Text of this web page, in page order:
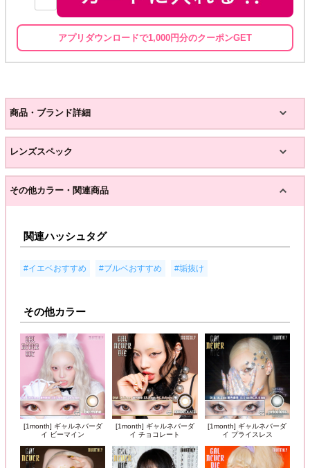
アプリダウンロードで1,000円分のクーポンGET
商品・ブランド詳細
レンズスペック
その他カラー・関連商品
関連ハッシュタグ
#イエベおすすめ #ブルベおすすめ #垢抜け
その他カラー
[1month] ギャルネバーダ
イ ビーマイン
[1month] ギャルネバーダ
イ チョコレート
[1month] ギャルネバーダ
イ プライスレス